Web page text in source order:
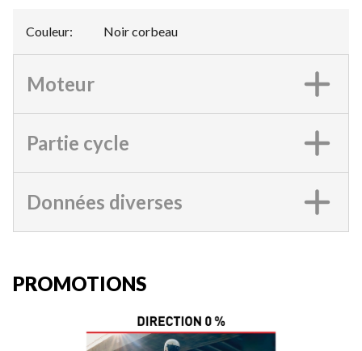
Couleur: Noir corbeau
Moteur
Partie cycle
Données diverses
PROMOTIONS